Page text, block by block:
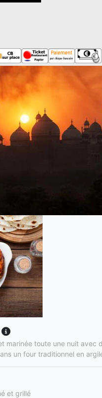
marinée toute une nuit avec
un four traditionnel en
et grillé